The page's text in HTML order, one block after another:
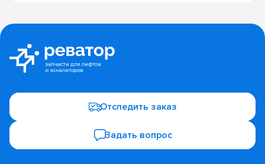
Отследить заказ
Задать вопрос